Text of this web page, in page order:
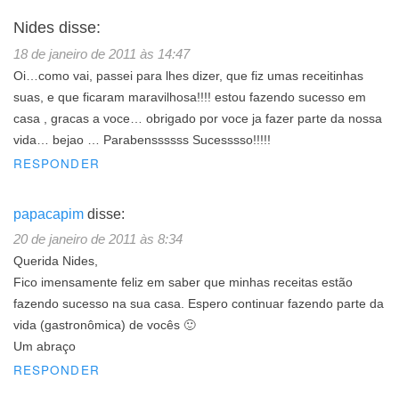
Nides disse:
18 de janeiro de 2011 às 14:47
Oi…como vai, passei para lhes dizer, que fiz umas receitinhas
suas, e que ficaram maravilhosa!!!! estou fazendo sucesso em
casa , gracas a voce… obrigado por voce ja fazer parte da nossa
vida… bejao … Parabenssssss Sucesssso!!!!!
RESPONDER
papacapim disse:
20 de janeiro de 2011 às 8:34
Querida Nides,
Fico imensamente feliz em saber que minhas receitas estão
fazendo sucesso na sua casa. Espero continuar fazendo parte da
vida (gastronômica) de vocês 🙂
Um abraço
RESPONDER